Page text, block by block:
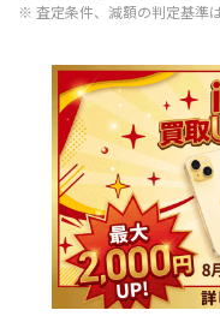
iPhone 15 Pro
iPhone 15 Pro Max
iPhone 14 Plus
iPhone 14
iPhone 14 Pro
iPhone 14 Pro Max
iPhone SE 3
※ 査定条件、減額の判定基準